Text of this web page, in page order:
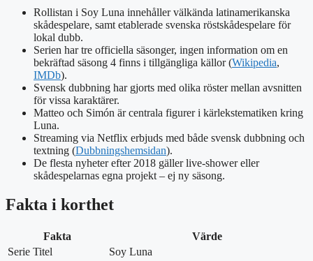
Rollistan i Soy Luna innehåller välkända latinamerikanska
skådespelare, samt etablerade svenska röstskådespelare för
lokal dubb.
Serien har tre officiella säsonger, ingen information om en
bekräftad säsong 4 finns i tillgängliga källor (Wikipedia,
IMDb).
Svensk dubbning har gjorts med olika röster mellan avsnitten
för vissa karaktärer.
Matteo och Simón är centrala figurer i kärlekstematiken kring
Luna.
Streaming via Netflix erbjuds med både svensk dubbning och
textning (Dubbningshemsidan).
De flesta nyheter efter 2018 gäller live-shower eller
skådespelarnas egna projekt – ej ny säsong.
Fakta i korthet
Fakta
Värde
Serie Titel
Soy Luna